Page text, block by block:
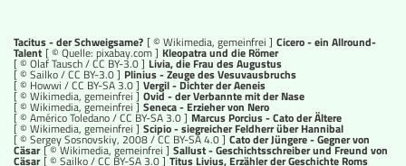
Tacitus - der Schweigsame? [ © Wikimedia, gemeinfrei ] Cicero - ein Allround-
Talent [ © Quelle: pixabay.com ] Kleopatra und die Römer
[ © Olaf Tausch/CC BY-3.0] Livia, die Frau des Augustus
[ © Sailko/CC BY-3.0] Plinius - Zeuge des Vesuvausbruchs
[ © Howwi /CC BY-SA 3.0] Vergil - Dichter der Aeneis
[ © Wikimedia, gemeinfrei ] Ovid - der Verbannte mit der Nase
[ © Wikimedia, gemeinfrei ] Seneca - Erzieher von Nero
[ © Américo Toledano/CC BY-SA 3.0] Marcus Porcius - Cato der Ältere
[ © Wikimedia, gemeinfrei ] Scipio - siegreicher Feldherr über Hannibal
[ © Sergey Sosnovskiy, 2008/CC BY-SA 4.0] Cato der Jüngere - Gegner von
Cäsar [ © Wikimedia, gemeinfrei ] Sallust - Geschichtsschreiber und Freund von
Cäsar [ © Sailko/CC BY-SA 3.0] Titus Livius, Erzähler der Geschichte Roms